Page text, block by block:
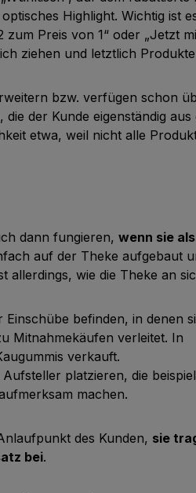
Highlight. Wichtig ist
zum Preis von 1“ oder „Jetzt
ziehen und letztlich
bzw. verfügen schon
, die der Kunde eigenständig
etwa, weil nicht alle
dann fungieren, wenn sie
auf der Theke aufgebaut
wie die Theke an
befinden, in denen
Mitnahmekäufen verleitet. In
verkauft.
platzieren, die
machen.
des Kunden, sie
bei.